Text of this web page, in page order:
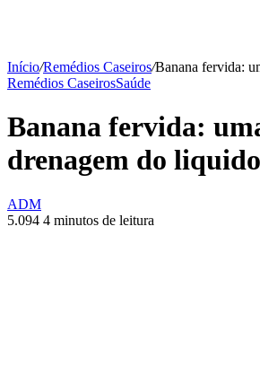
Início/Remédios Caseiros/Banana fervida:
Remédios CaseirosSaúde
Banana fervida:
drenagem do
ADM
5.094 4 minutos de leitura